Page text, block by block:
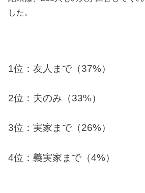
した。
1位：友人まで（37%）
2位：夫のみ（33%）
3位：実家まで（26%）
4位：義実家まで（4%）